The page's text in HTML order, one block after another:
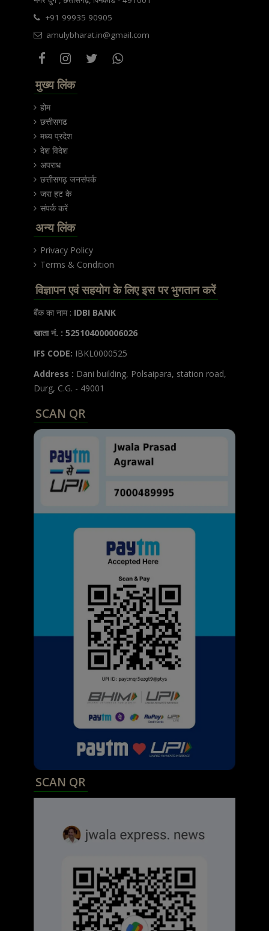
+91 99935 90905
amulybharat.in@gmail.com
मुख्य लिंक
होम
छत्तीसगढ
मध्य प्रदेश
देश विदेश
अपराध
छत्तीसगढ़ जनसंपर्क
जरा हट के
संपर्क करें
अन्य लिंक
Privacy Policy
Terms & Condition
विज्ञापन एवं सहयोग के लिए इस पर भुगतान करें
बैंक का नाम : IDBI BANK
खाता नं. : 525104000006026
IFS CODE: IBKL0000525
Address : Dani building, Polsaipara, station road,
Durg, C.G. - 49001
SCAN QR
SCAN QR